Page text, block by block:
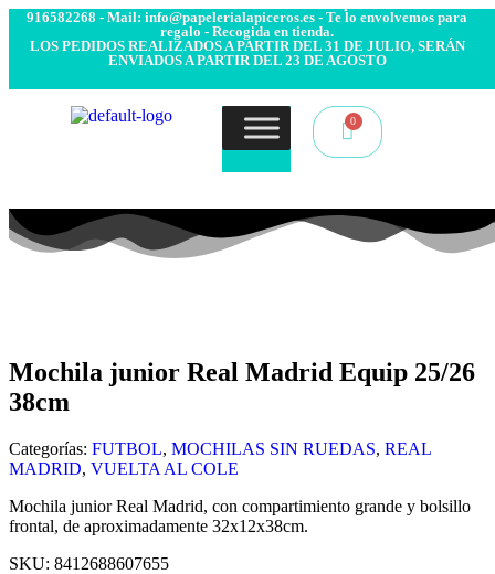
916582268 - Mail: info@papelerialapiceros.es - Te lo envolvemos para
regalo - Recogida en tienda.
LOS PEDIDOS REALIZADOS A PARTIR DEL 31 DE JULIO, SERÁN
ENVIADOS A PARTIR DEL 23 DE AGOSTO
Mochila junior Real Madrid Equip 25/26
38cm
Categorías: FUTBOL, MOCHILAS SIN RUEDAS, REAL
MADRID, VUELTA AL COLE
Mochila junior Real Madrid, con compartimiento grande y bolsillo
frontal, de aproximadamente 32x12x38cm.
SKU: 8412688607655